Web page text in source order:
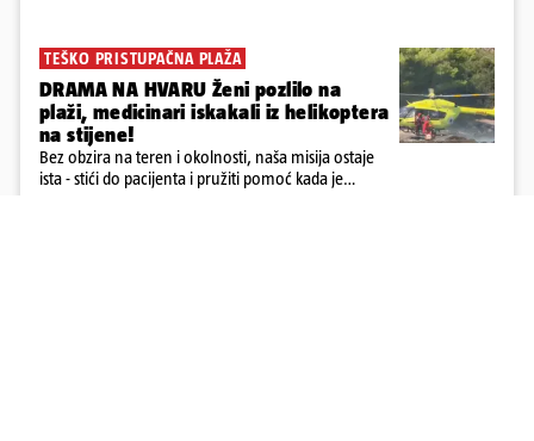
TEŠKO PRISTUPAČNA PLAŽA
DRAMA NA HVARU Ženi pozlilo na
plaži, medicinari iskakali iz helikoptera
na stijene!
Bez obzira na teren i okolnosti, naša misija ostaje
ista - stići do pacijenta i pružiti pomoć kada je